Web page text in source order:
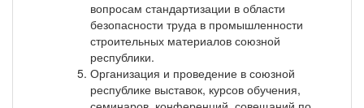
вопросам стандартизации в области
безопасности труда в промышленности
строительных материалов союзной
республики.
Организация и проведение в союзной
республике выставок, курсов обучения,